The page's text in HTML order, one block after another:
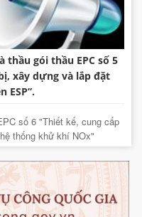
thầu gói thầu EPC số 5
xây dựng và lắp đặt
ESP”.
số 6 "Thiết kế, cung cấp
thống khử khí NOx"